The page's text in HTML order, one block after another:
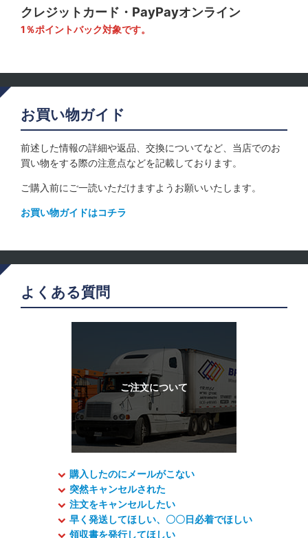
クレジットカード・PayPayオンライン
1％ポイントバック対象です。
お買い物ガイド
前述した情報の詳細や返品、交換についてなど、当店でのお
買い物をする際の注意点などを記載しております。
ご購入前にご一読いただけますようお願いいたします。
お買い物ガイドはコチラ
よくある質問
購入したのにメールがこない
突然キャンセルされた
注文をキャンセルしたい
早く発送してほしい、〇〇日必着でほしい
領収書を発行してほしい